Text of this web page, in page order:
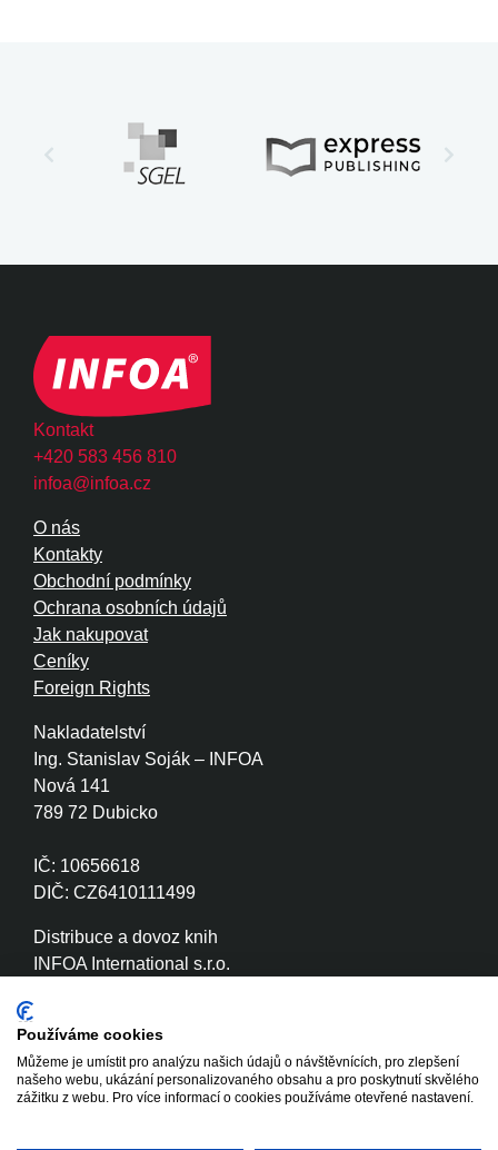
Kontakt
+420 583 456 810
infoa@infoa.cz
Nakladatelství
Ing. Stanislav Soják – INFOA
Nová 141
789 72 Dubicko
IČ: 10656618
DIČ: CZ6410111499
Distribuce a dovoz knih
INFOA International s.r.o.
IČ: 26870886
DIČ: CZ26870886
O nás
Kontakty
Obchodní podmínky
Ochrana osobních údajů
Jak nakupovat
Ceníky
Foreign Rights
Používáme cookies
Můžeme je umístit pro analýzu našich údajů o návštěvnících, pro zlepšení
našeho webu, ukázání personalizovaného obsahu a pro poskytnutí skvělého
zážitku z webu. Pro více informací o cookies používáme otevřené nastavení.